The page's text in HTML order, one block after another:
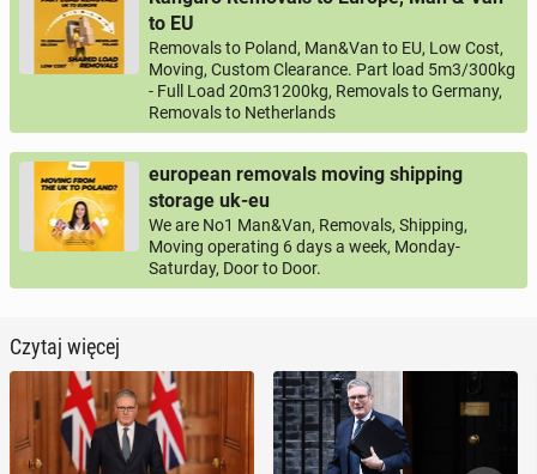
to EU
Removals to Poland, Man&Van to EU, Low Cost,
Moving, Custom Clearance. Part load 5m3/300kg
- Full Load 20m31200kg, Removals to Germany,
Removals to Netherlands
european removals moving shipping
storage uk-eu
We are No1 Man&Van, Removals, Shipping,
Moving operating 6 days a week, Monday-
Saturday, Door to Door.
Czytaj więcej